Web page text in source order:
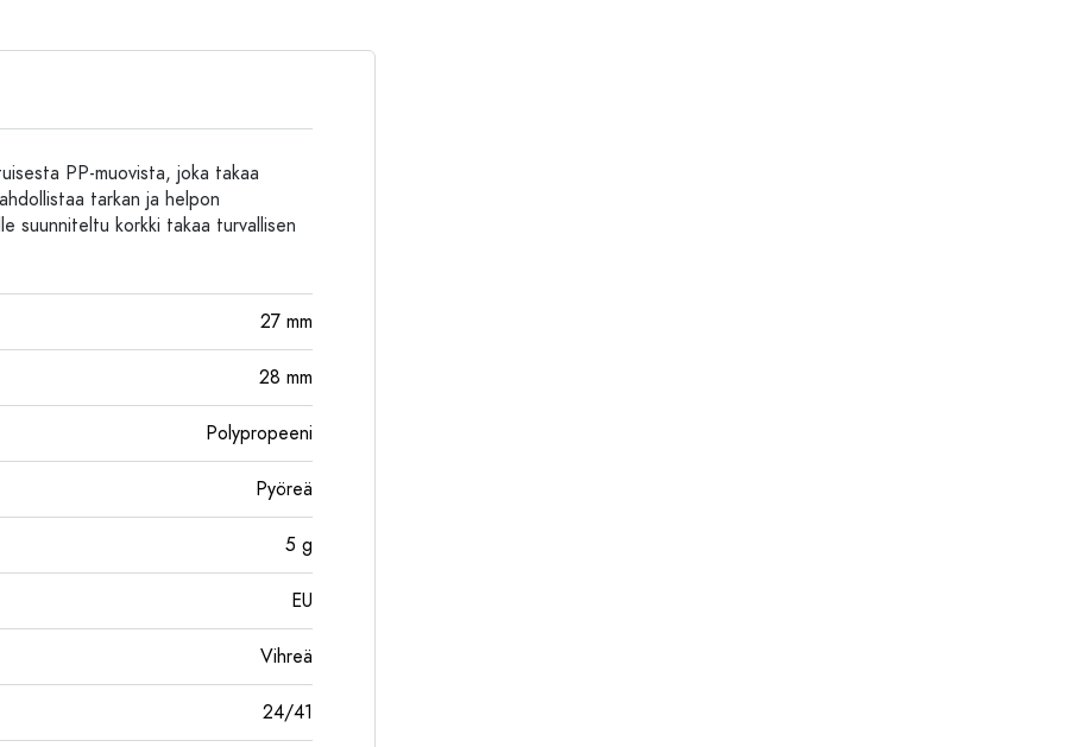
PP-muovista, joka takaa
tarkan ja helpon
suunniteltu korkki takaa turvallisen
27 mm
28 mm
Polypropeeni
Pyöreä
5 g
EU
Vihreä
24/41